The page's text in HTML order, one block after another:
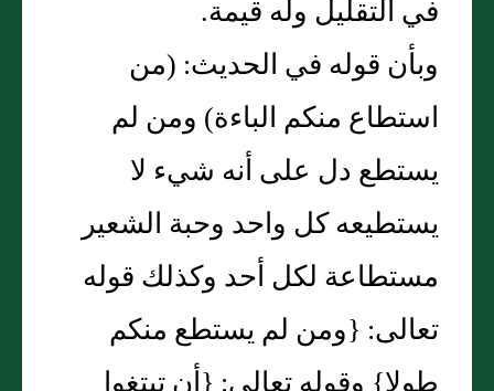
في التقليل وله قيمة.
وبأن قوله في الحديث: (من
استطاع منكم الباءة) ومن لم
يستطع دل على أنه شيء لا
يستطيعه كل واحد وحبة الشعير
مستطاعة لكل أحد وكذلك قوله
تعالى: {ومن لم يستطع منكم